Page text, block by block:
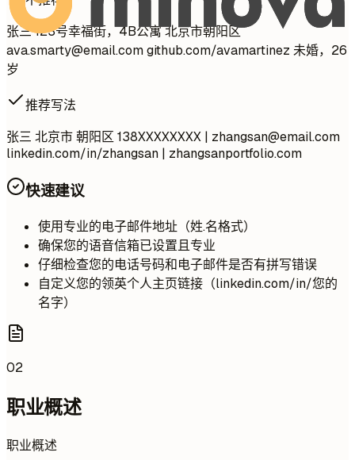
张三 123号幸福街，4B公寓 北京市朝阳区
ava.smarty@email.comgithub.com/avamartinez 未婚，26
岁
推荐写法
张三 北京市 朝阳区 138XXXXXXXX | zhangsan@email.com
linkedin.com/in/zhangsan | zhangsanportfolio.com
快速建议
使用专业的电子邮件地址（姓.名格式）
确保您的语音信箱已设置且专业
仔细检查您的电话号码和电子邮件是否有拼写错误
自定义您的领英个人主页链接（linkedin.com/in/您的
名字）
02
职业概述
职业概述